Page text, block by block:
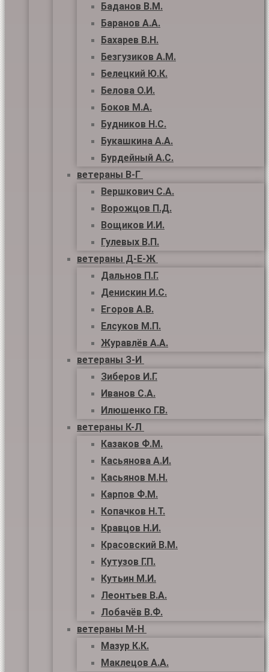
Баданов В.М.
Баранов А.А.
Бахарев В.Н.
Безгузиков А.М.
Белецкий Ю.К.
Белова О.И.
Боков М.А.
Будников Н.С.
Букашкина А.А.
Бурдейный А.С.
ветераны В-Г
Вершкович С.А.
Ворожцов П.Д.
Вощиков И.И.
Гулевых В.П.
ветераны Д-Е-Ж
Дальнов П.Г.
Денискин И.С.
Егоров А.В.
Елсуков М.П.
Журавлёв А.А.
ветераны З-И
Зиберов И.Г.
Иванов С.А.
Илюшенко Г.В.
ветераны К-Л
Казаков Ф.М.
Касьянова А.И.
Касьянов М.Н.
Карпов Ф.М.
Копачков Н.Т.
Кравцов Н.И.
Красовский В.М.
Кутузов Г.П.
Кутьин М.И.
Леонтьев В.А.
Лобачёв В.Ф.
ветераны М-Н
Мазур К.К.
Маклецов А.А.